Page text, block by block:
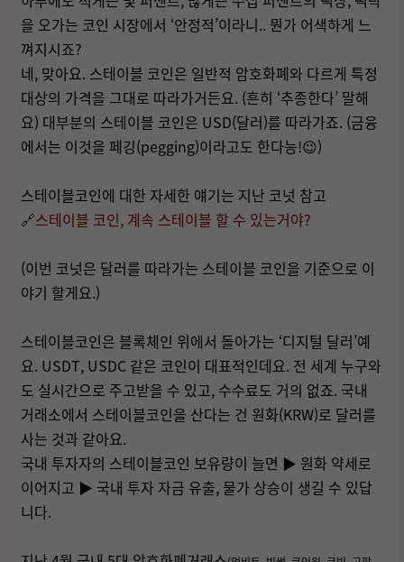
을 오가는 코인 시장에서 ‘안정적’이라니.. 뭔가 어색하게 느
껴지시죠?
네, 맞아요. 스테이블 코인은 일반적 암호화폐와 다르게 특정
대상의 가격을 그대로 따라가거든요. (흔히 ‘추종한다’ 말해
요) 대부분의 스테이블 코인은 USD(달러)를 따라가죠. (금융
에서는 이것을 페깅(pegging)이라고도 한다능!😉)
스테이블코인에 대한 자세한 얘기는 지난 코넛 참고
🔗스테이블 코인, 계속 스테이블 할 수 있는거야?
(이번 코넛은 달러를 따라가는 스테이블 코인을 기준으로 이
야기 할게요.)
스테이블코인은 블록체인 위에서 돌아가는 ‘디지털 달러’예
요. USDT, USDC 같은 코인이 대표적인데요. 전 세계 누구와
도 실시간으로 주고받을 수 있고, 수수료도 거의 없죠. 국내
거래소에서 스테이블코인을 산다는 건 원화(KRW)로 달러를
사는 것과 같아요.
국내 투자자의 스테이블코인 보유량이 늘면 ▶ 원화 약세로
이어지고 ▶ 국내 투자 자금 유출, 물가 상승이 생길 수 있답
니다.